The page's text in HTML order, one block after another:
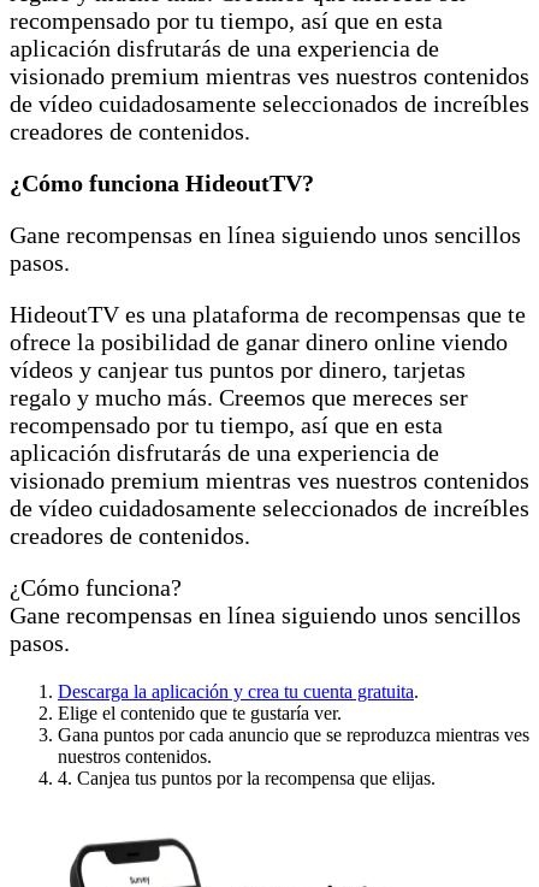
recompensado por tu tiempo, así que en esta
aplicación disfrutarás de una experiencia de
visionado premium mientras ves nuestros contenidos
de vídeo cuidadosamente seleccionados de increíbles
creadores de contenidos.
¿Cómo funciona HideoutTV?
Gane recompensas en línea siguiendo unos sencillos
pasos.
HideoutTV es una plataforma de recompensas que te
ofrece la posibilidad de ganar dinero online viendo
vídeos y canjear tus puntos por dinero, tarjetas
regalo y mucho más. Creemos que mereces ser
recompensado por tu tiempo, así que en esta
aplicación disfrutarás de una experiencia de
visionado premium mientras ves nuestros contenidos
de vídeo cuidadosamente seleccionados de increíbles
creadores de contenidos.
¿Cómo funciona?
Gane recompensas en línea siguiendo unos sencillos
pasos.
Descarga la aplicación y crea tu cuenta gratuita.
Elige el contenido que te gustaría ver.
Gana puntos por cada anuncio que se reproduzca mientras ves
nuestros contenidos.
4. Canjea tus puntos por la recompensa que elijas.